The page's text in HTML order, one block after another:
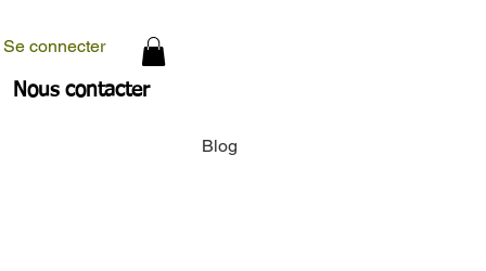
Se connecter
Blog
Nous contacter